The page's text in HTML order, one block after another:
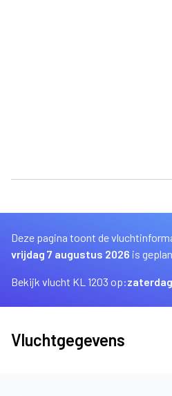
Deze pagina toont de
vrijdag 7 augustus 2026 is
Bekijk vlucht KL 1203 op:
Vluchtgegevens